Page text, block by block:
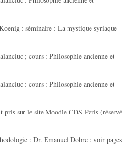
: séminaire : La mystique syriaque
; cours : Philosophie ancienne et
: cours : Philosophie ancienne et
pris sur le site Moodle-CDS-Paris (réservé
: Dr. Emanuel Dobre : voir pages